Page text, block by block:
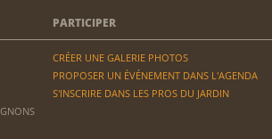
PARTICIPER
CRÉER UNE GALERIE PHOTOS
PROPOSER UN ÉVÉNEMENT DANS L'AGENDA
S'INSCRIRE DANS LES PROS DU JARDIN